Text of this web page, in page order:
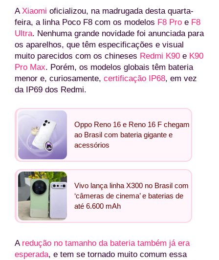
AXiaomi oficializou, na madrugada desta quarta-
feira, a linha Poco F8 com os modelos F8 Pro e F8
Ultra. Nenhuma grande novidade foi anunciada para
os aparelhos, que têm especificações e visual
muito parecidos com os chineses Redmi K90 e K90
Pro Max. Porém, os modelos globais têm bateria
menor e, curiosamente, certificação IP68, em vez
da IP69 dos Redmi.
Oppo Reno 16 e Reno 16 F chegam
ao Brasil com bateria gigante e
acessórios
Vivo lança linha X300 no Brasil com
‘câmeras de cinema’ e baterias de
até 6.600 mAh
A redução no tamanho da bateria também já era
esperada, e tem se tornado muito comum essa